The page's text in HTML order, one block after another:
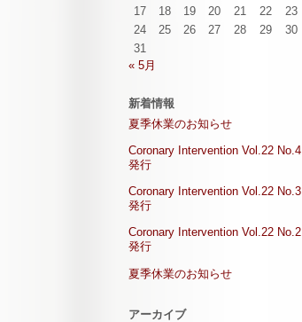
17
18 19 20 21 22
23
24
25 26 27 28 29
30
31
« 5月
新着情報
夏季休業のお知らせ
Coronary Intervention Vol.22 No.4
発行
Coronary Intervention Vol.22 No.3
発行
Coronary Intervention Vol.22 No.2
発行
夏季休業のお知らせ
アーカイブ